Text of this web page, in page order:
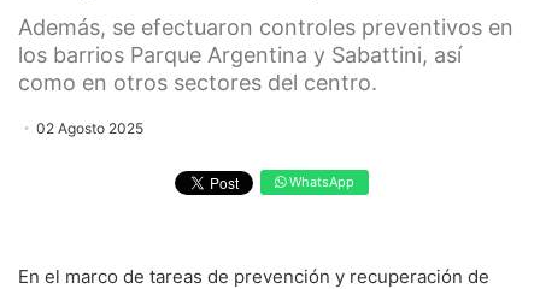
Además, se efectuaron controles preventivos en
los barrios Parque Argentina y Sabattini, así
como en otros sectores del centro.
02 Agosto 2025
WhatsApp
En el marco de tareas de prevención y recuperación de